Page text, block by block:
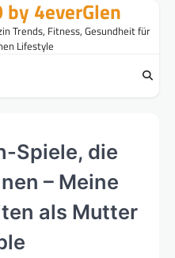
by 4everGlen
Trends, Fitness, Gesundheit für
Lifestyle
Spiele, die
– Meine
als Mutter